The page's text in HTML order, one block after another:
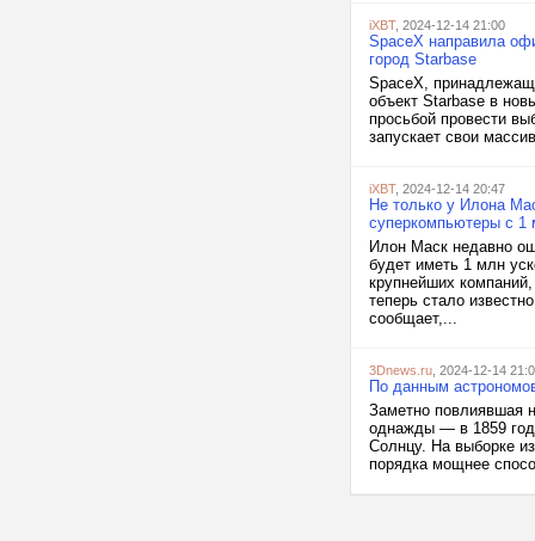
iXBT, 2024-12-14 21:00
SpaceX направила
город Starbase
SpaceX,
объект Starbase в
просьбой провести
запускает свои
iXBT, 2024-12-14 20:47
Не только у Илона
суперкомпьютеры с 1
Илон Маск недавно
будет иметь 1 млн
крупнейших
теперь стало
сообщает,...
3Dnews.ru , 2024-12-14
По данным
Заметно повлиявшая
однажды — в 1859
Солнцу. На выборке
порядка мощнее